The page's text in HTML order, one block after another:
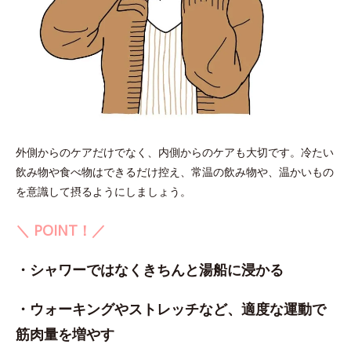
外側からのケアだけでなく、内側からのケアも大切です。冷たい
飲み物や食べ物はできるだけ控え、常温の飲み物や、温かいもの
を意識して摂るようにしましょう。
＼ POINT！／
・シャワーではなくきちんと湯船に浸かる
・ウォーキングやストレッチなど、適度な運動で
筋肉量を増やす